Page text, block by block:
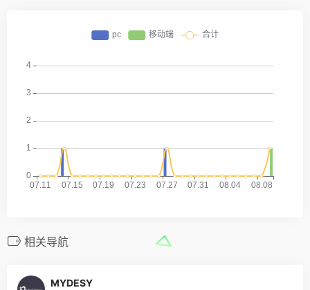
相关导航
MYDESY